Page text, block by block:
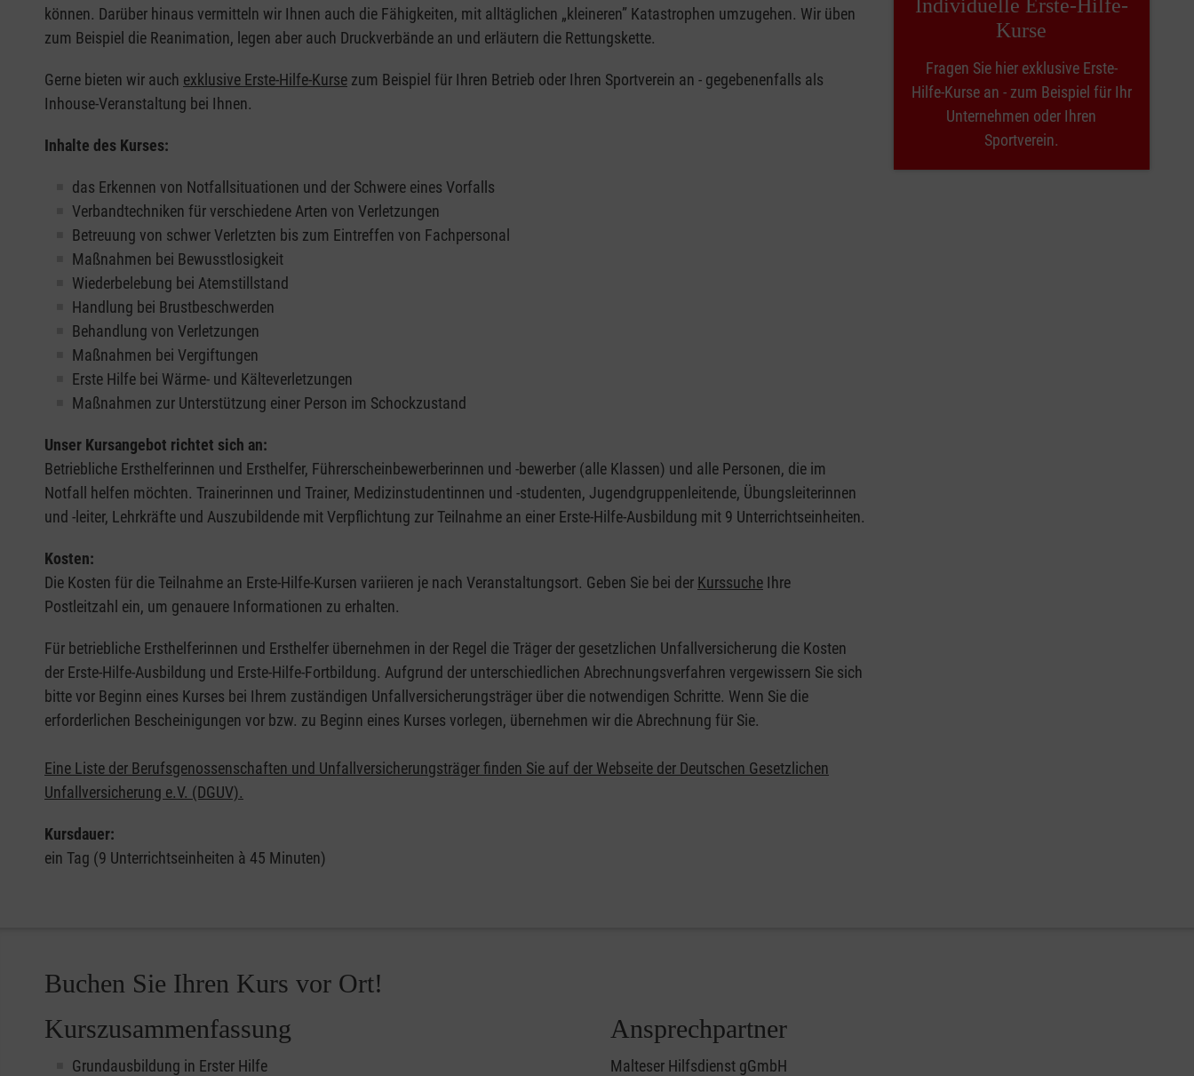
können. Darüber hinaus vermitteln wir Ihnen auch die Fähigkeiten, mit alltäglichen „kleineren” Katastrophen umzugehen. Wir üben
zum Beispiel die Reanimation, legen aber auch Druckverbände an und erläutern die Rettungskette.
Gerne bieten wir auch exklusive Erste-Hilfe-Kurse zum Beispiel für Ihren Betrieb oder Ihren Sportverein an - gegebenenfalls als
Inhouse-Veranstaltung bei Ihnen.
Inhalte des Kurses:
das Erkennen von Notfallsituationen und der Schwere eines Vorfalls
Verbandtechniken für verschiedene Arten von Verletzungen
Betreuung von schwer Verletzten bis zum Eintreffen von Fachpersonal
Maßnahmen bei Bewusstlosigkeit
Wiederbelebung bei Atemstillstand
Handlung bei Brustbeschwerden
Behandlung von Verletzungen
Maßnahmen bei Vergiftungen
Erste Hilfe bei Wärme- und Kälteverletzungen
Maßnahmen zur Unterstützung einer Person im Schockzustand
Unser Kursangebot richtet sich an:
Betriebliche Ersthelferinnen und Ersthelfer, Führerscheinbewerberinnen und -bewerber (alle Klassen) und alle Personen, die im
Notfall helfen möchten. Trainerinnen und Trainer, Medizinstudentinnen und -studenten, Jugendgruppenleitende, Übungsleiterinnen
und -leiter, Lehrkräfte und Auszubildende mit Verpflichtung zur Teilnahme an einer Erste-Hilfe-Ausbildung mit 9 Unterrichtseinheiten.
Kosten:
Die Kosten für die Teilnahme an Erste-Hilfe-Kursen variieren je nach Veranstaltungsort. Geben Sie bei der Kurssuche Ihre
Postleitzahl ein, um genauere Informationen zu erhalten.
Für betriebliche Ersthelferinnen und Ersthelfer übernehmen in der Regel die Träger der gesetzlichen Unfallversicherung die Kosten
der Erste-Hilfe-Ausbildung und Erste-Hilfe-Fortbildung. Aufgrund der unterschiedlichen Abrechnungsverfahren vergewissern Sie sich
bitte vor Beginn eines Kurses bei Ihrem zuständigen Unfallversicherungsträger über die notwendigen Schritte. Wenn Sie die
erforderlichen Bescheinigungen vor bzw. zu Beginn eines Kurses vorlegen, übernehmen wir die Abrechnung für Sie.
Eine Liste der Berufsgenossenschaften und Unfallversicherungsträger finden Sie auf der Webseite der Deutschen Gesetzlichen
Unfallversicherung e.V. (DGUV).
Kursdauer:
ein Tag (9 Unterrichtseinheiten à 45 Minuten)
Individuelle Erste-Hilfe-
Kurse
Fragen Sie hier exklusive Erste-
Hilfe-Kurse an - zum Beispiel für Ihr
Unternehmen oder Ihren
Sportverein.
Buchen Sie Ihren Kurs vor Ort!
Kurszusammenfassung
Grundausbildung in Erster Hilfe
Ansprechpartner
Malteser Hilfsdienst gGmbH